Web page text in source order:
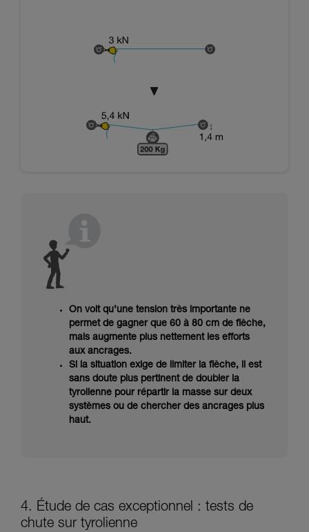
On voit qu’une tension très importante ne
permet de gagner que 60 à 80 cm de flèche,
mais augmente plus nettement les efforts
aux ancrages.
Si la situation exige de limiter la flèche, il est
sans doute plus pertinent de doubler la
tyrolienne pour répartir la masse sur deux
systèmes ou de chercher des ancrages plus
haut.
4. Étude de cas exceptionnel : tests de
chute sur tyrolienne